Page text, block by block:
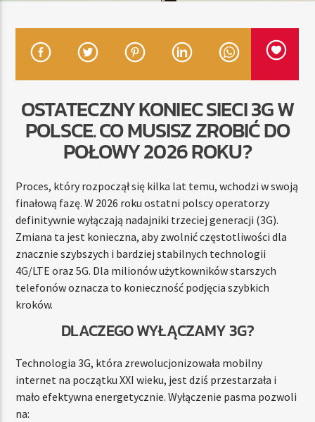
TERAZ
RADIO STREFA MUZY
OSTATECZNY KONIEC SIECI 3G W
POLSCE. CO MUSISZ ZROBIĆ DO
POŁOWY 2026 ROKU?
Proces, który rozpoczął się kilka lat temu, wchodzi w swoją
finałową fazę. W 2026 roku ostatni polscy operatorzy
definitywnie wyłączają nadajniki trzeciej generacji (3G).
Zmiana ta jest konieczna, aby zwolnić częstotliwości dla
znacznie szybszych i bardziej stabilnych technologii
4G/LTE oraz 5G. Dla milionów użytkowników starszych
telefonów oznacza to konieczność podjęcia szybkich
kroków.
DLACZEGO WYŁĄCZAMY 3G?
Technologia 3G, która zrewolucjonizowała mobilny
internet na początku XXI wieku, jest dziś przestarzała i
mało efektywna energetycznie. Wyłączenie pasma pozwoli
na: